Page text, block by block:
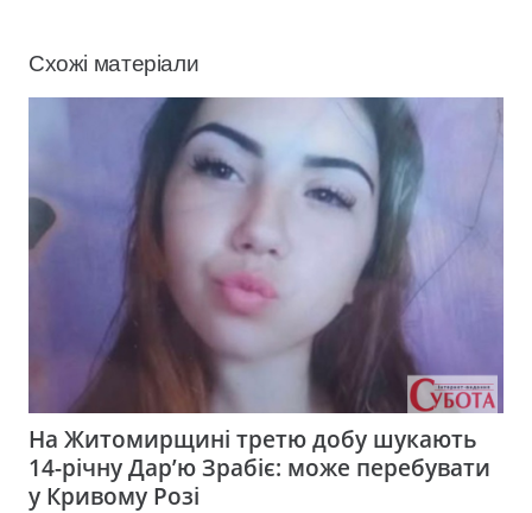
Схожі матеріали
На Житомирщині третю добу шукають
14-річну Дар’ю Зрабіє: може перебувати
у Кривому Розі